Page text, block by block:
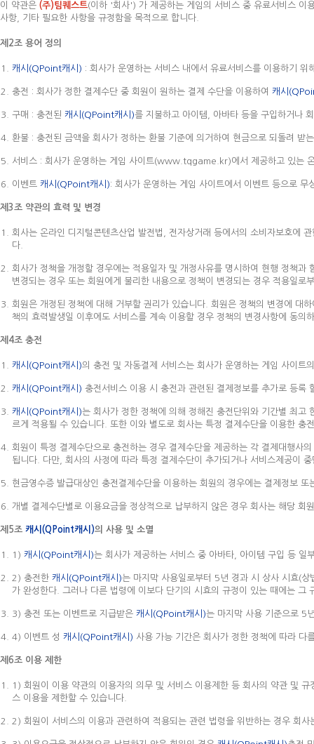
이 약관은 (주)팀퀘스트(이하 '회사') 가 제공하는 게임의 서비스 중 유료서비스 이
사항, 기타 필요한 사항을 규정함을 목적으로 합니다.
제2조 용어 정의
캐시(QPoint캐시) : 회사가 운영하는 서비스 내에서 유료서비스를 이용하기
충전 : 회사가 정한 결제수단 중 회원이 원하는 결제 수단을 이용하여 캐시
구매 : 충전된 캐시(QPoint캐시)를 지불하고 아이템, 아바타 등을 구입하거나
환불 : 충전된 금액을 회사가 정하는 환불 기준에 의거하여 현금으로 되돌려 받
서비스 : 회사가 운영하는 게임 사이트(www.tqgame.kr)에서 제공하고 있는
이벤트 캐시(QPoint캐시): 회사가 운영하는 게임 사이트에서 이벤트 등으로
제3조 약관의 효력 및 변경
회사는 온라인 디지털콘텐츠산업 발전법, 전자상거래 등에서의 소비자보호에
다.
회사가 정책을 개정할 경우에는 적용일자 및 개정사유를 명시하여 현행 정책
변경되는 경우 또는 회원에게 불리한 내용으로 정책이 변경되는 경우 적용일로
회원은 개정된 정책에 대해 거부할 권리가 있습니다. 회원은 정책의 변경에 대
책의 효력발생일 이후에도 서비스를 계속 이용할 경우 정책의 변경사항에 동의
제4조 충전
캐시(QPoint캐시)의 충전 및 자동결제 서비스는 회사가 운영하는 게임 사이트
캐시(QPoint캐시) 충전서비스 이용 시 충전과 관련된 결제정보를 추가로 등록
캐시(QPoint캐시)는 회사가 정한 정책에 의해 정해진 충전단위와 기간별 최고
르게 적용될 수 있습니다. 또한 이와 별도로 회사는 특정 결제수단을 이용한 충
회원이 특정 결제수단으로 충전하는 경우 결제수단을 제공하는 각 결제대행사
됩니다. 다만, 회사의 사정에 따라 특정 결제수단이 추가되거나 서비스제공이
현금영수증 발급대상인 충전결제수단을 이용하는 회원의 경우에는 결제정보
개별 결제수단별로 이용요금을 정상적으로 납부하지 않은 경우 회사는 해당 회
제5조 캐시(QPoint캐시)의 사용 및 소멸
1) 캐시(QPoint캐시)는 회사가 제공하는 서비스 중 아바타, 아이템 구입 등 일
2) 충전한 캐시(QPoint캐시)는 마지막 사용일로부터 5년 경과 시 상사 시효(
가 완성한다. 그러나 다른 법령에 이보다 단기의 시효의 규정이 있는 때에는 그
3) 충전 또는 이벤트로 지급받은 캐시(QPoint캐시)는 마지막 사용 기준으로 5
4) 이벤트 성 캐시(QPoint캐시) 사용 가능 기간은 회사가 정한 정책에 따라 다
제6조 이용 제한
1) 회원이 이용 약관의 이용자의 의무 및 서비스 이용제한 등 회사의 약관 및
스 이용을 제한할 수 있습니다.
2) 회원이 서비스의 이용과 관련하여 적용되는 관련 법령을 위반하는 경우 회